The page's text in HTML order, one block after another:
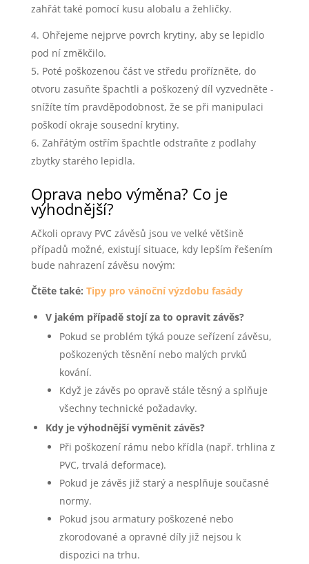
zahřát také pomocí kusu alobalu a žehličky.
Ohřejeme nejprve povrch krytiny, aby se lepidlo
pod ní změkčilo.
Poté poškozenou část ve středu prořízněte, do
otvoru zasuňte špachtli a poškozený díl vyzvedněte -
snížíte tím pravděpodobnost, že se při manipulaci
poškodí okraje sousední krytiny.
Zahřátým ostřím špachtle odstraňte z podlahy
zbytky starého lepidla.
Oprava nebo výměna? Co je
výhodnější?
Ačkoli opravy PVC závěsů jsou ve velké většině
případů možné, existují situace, kdy lepším řešením
bude nahrazení závěsu novým:
Čtěte také: Tipy pro vánoční výzdobu fasády
V jakém případě stojí za to opravit závěs?
Pokud se problém týká pouze seřízení závěsu,
poškozených těsnění nebo malých prvků
kování.
Když je závěs po opravě stále těsný a splňuje
všechny technické požadavky.
Kdy je výhodnější vyměnit závěs?
Při poškození rámu nebo křídla (např. trhlina z
PVC, trvalá deformace).
Pokud je závěs již starý a nesplňuje současné
normy.
Pokud jsou armatury poškozené nebo
zkorodované a opravné díly již nejsou k
dispozici na trhu.